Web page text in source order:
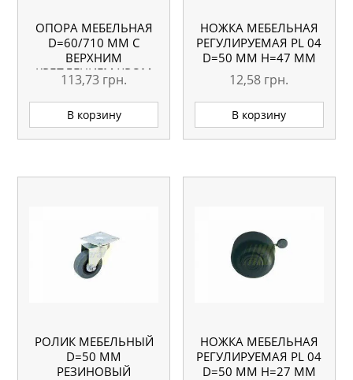
ОПОРА МЕБЕЛЬНАЯ
D=60/710 ММ С
ВЕРХНИМ
КРЕПЛЕНИЕМ ХРОМ
113,73 грн.
В корзину
НОЖКА МЕБЕЛЬНАЯ
РЕГУЛИРУЕМАЯ PL 04
D=50 ММ H=47 ММ
12,58 грн.
В корзину
РОЛИК МЕБЕЛЬНЫЙ
D=50 ММ
РЕЗИНОВЫЙ
НОЖКА МЕБЕЛЬНАЯ
РЕГУЛИРУЕМАЯ PL 04
D=50 ММ H=27 ММ